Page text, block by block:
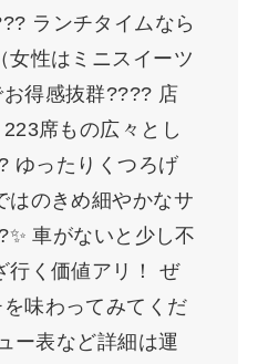
ランチタイムなら
女性はミニスイーツ
得感抜群???? 店
席もの広々とし
ゆったりくつろげ
はのきめ細やかなサ
車がないと少し不
行く価値アリ！ ぜ
味わってみてくだ
ー表など詳細は運